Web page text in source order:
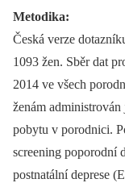
Metodika:
Česká verze
1093 žen. Sběr dat
2014 ve všech
ženám
pobytu v porodnici.
screening poporodní
postnatální deprese